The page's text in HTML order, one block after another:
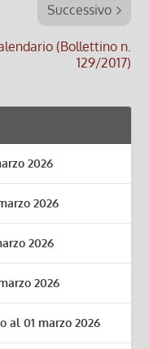
Successivo
(Bollettino n.
129/2017)
2026
2026
2026
2026
al 01 marzo 2026